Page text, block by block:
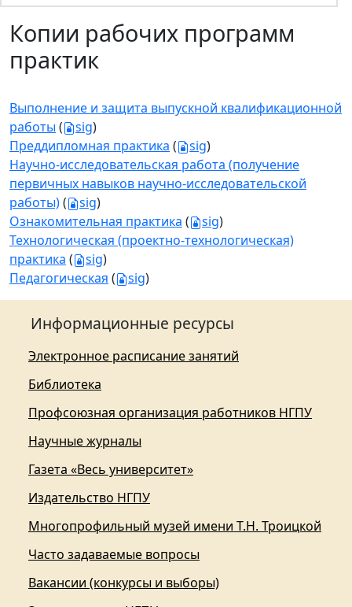
Копии рабочих программ
практик
Выполнение и защита выпускной квалификационной
работы ( sig)
Преддипломная практика ( sig)
Научно-исследовательская работа (получение
первичных навыков научно-исследовательской
работы)( sig)
Ознакомительная практика ( sig)
Технологическая (проектно-технологическая)
практика ( sig)
Педагогическая ( sig)
Информационные ресурсы
Электронное расписание занятий
Библиотека
Профсоюзная организация работников НГПУ
Научные журналы
Газета «Весь университет»
Издательство НГПУ
Многопрофильный музей имени Т.Н. Троицкой
Часто задаваемые вопросы
Вакансии (конкурсы и выборы)